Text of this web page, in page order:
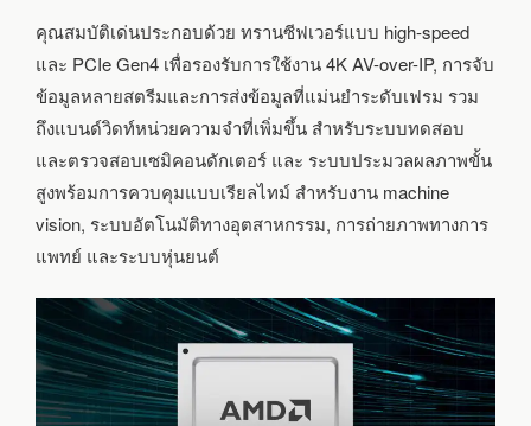
2045
คุณสมบัติเด่นประกอบด้วย ทรานซีฟเวอร์แบบ high-speed
และ PCIe Gen4 เพื่อรองรับการใช้งาน 4K AV-over-IP, การจับ
ข้อมูลหลายสตรีมและการส่งข้อมูลที่แม่นยำระดับเฟรม รวม
ถึงแบนด์วิดท์หน่วยความจำที่เพิ่มขึ้น สำหรับระบบทดสอบ
และตรวจสอบเซมิคอนดักเตอร์ และ ระบบประมวลผลภาพขั้น
สูงพร้อมการควบคุมแบบเรียลไทม์ สำหรับงาน machine
vision, ระบบอัตโนมัติทางอุตสาหกรรม, การถ่ายภาพทางการ
แพทย์ และระบบหุ่นยนต์